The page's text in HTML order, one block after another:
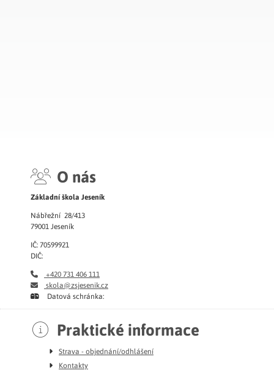
O nás
Základní škola Jeseník
Nábřežní 28/413
79001 Jeseník
IČ: 70599921
DIČ:
+420 731 406 111
skola@zsjesenik.cz
Datová schránka:
Praktické informace
Strava - objednání/odhlášení
Kontakty